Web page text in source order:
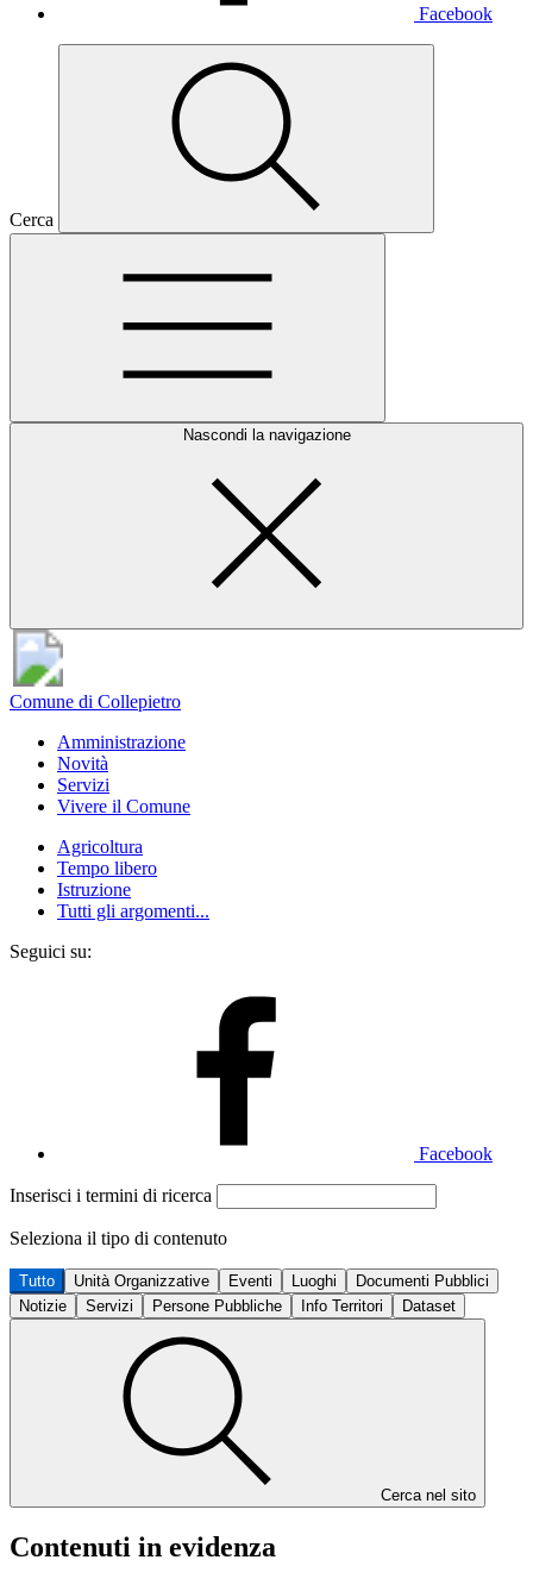
Facebook
Cerca
Nascondi la navigazione
Comune di Collepietro
Amministrazione
Novità
Servizi
Vivere il Comune
Agricoltura
Tempo libero
Istruzione
Tutti gli argomenti...
Seguici su:
Facebook
Inserisci i termini di ricerca
Seleziona il tipo di contenuto
Tutto Unità Organizzative Eventi Luoghi
Documenti Pubblici
Notizie
Servizi Persone Pubbliche Info Territori Dataset
Cerca nel sito
Contenuti in evidenza